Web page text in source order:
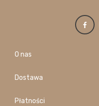
O nas
Dostawa
Płatności